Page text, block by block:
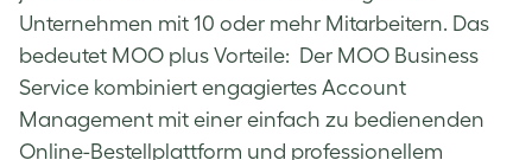
Unternehmen mit 10 oder mehr Mitarbeitern. Das
bedeutet MOO plus Vorteile: Der MOO Business
Service kombiniert engagiertes Account
Management mit einer einfach zu bedienenden
Online-Bestellplattform und professionellem